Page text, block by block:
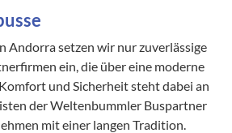
Andorra setzen wir nur zuverlässige
ein, die über eine moderne
und Sicherheit steht dabei an
der Weltenbummler Buspartner
mit einer langen Tradition.